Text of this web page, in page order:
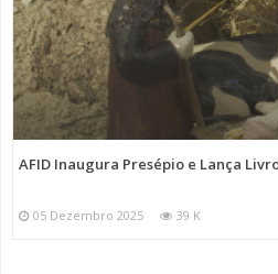
AFID Inaugura Presépio e Lança
05 Dezembro 2025 39 K